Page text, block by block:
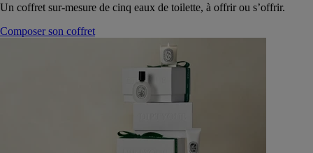
Un coffret sur-mesure de cinq eaux de toilette, à offrir ou s’offrir.
Composer son coffret